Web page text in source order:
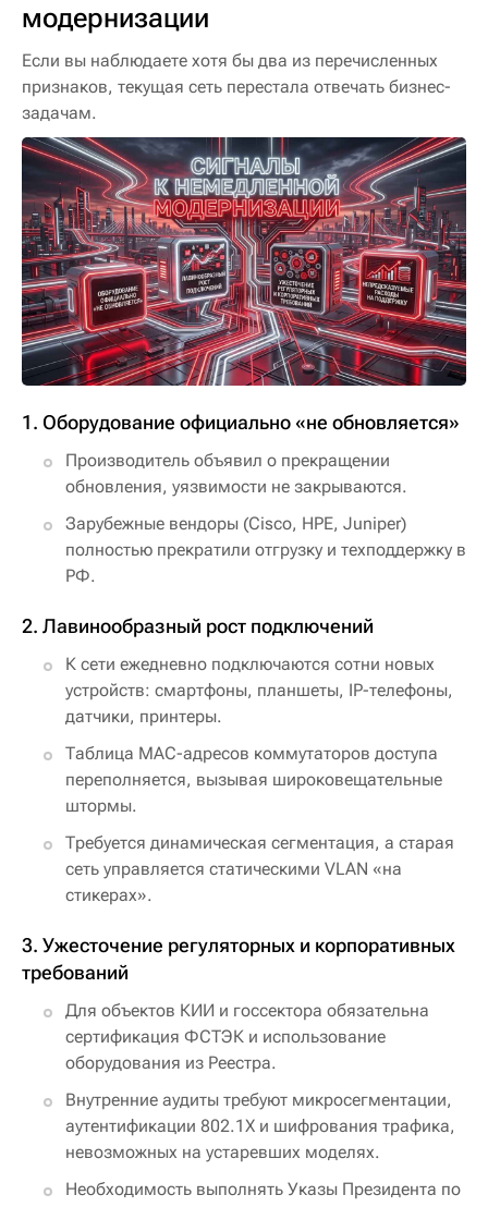
модернизации
Если вы наблюдаете хотя бы два из перечисленных
признаков, текущая сеть перестала отвечать бизнес-
задачам.
1. Оборудование официально «не обновляется»
Производитель объявил о прекращении
обновления, уязвимости не закрываются.
Зарубежные вендоры (Cisco, HPE, Juniper)
полностью прекратили отгрузку и техподдержку в
РФ.
2. Лавинообразный рост подключений
К сети ежедневно подключаются сотни новых
устройств: смартфоны, планшеты, IP-телефоны,
датчики, принтеры.
Таблица MAC-адресов коммутаторов доступа
переполняется, вызывая широковещательные
штормы.
Требуется динамическая сегментация, а старая
сеть управляется статическими VLAN «на
стикерах».
3. Ужесточение регуляторных и корпоративных
требований
Для объектов КИИ и госсектора обязательна
сертификация ФСТЭК и использование
оборудования из Реестра.
Внутренние аудиты требуют микросегментации,
аутентификации 802.1X и шифрования трафика,
невозможных на устаревших моделях.
Необходимость выполнять Указы Президента по